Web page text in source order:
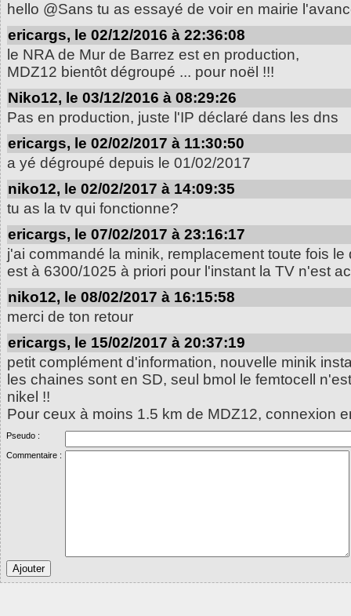
hello @Sans tu as essayé de voir en mairie
ericargs, le 02/12/2016 à 22:36:08
le NRA de Mur de Barrez est en production,
MDZ12 bientôt dégroupé ... pour noël !!!
Niko12, le 03/12/2016 à 08:29:26
Pas en production, juste l'IP déclaré dans les dns
ericargs, le 02/02/2017 à 11:30:50
a yé dégroupé depuis le 01/02/2017
niko12, le 02/02/2017 à 14:09:35
tu as la tv qui fonctionne?
ericargs, le 07/02/2017 à 23:16:17
j'ai commandé la minik, remplacement toute fois
est à 6300/1025 à priori pour l'instant la TV n'est
niko12, le 08/02/2017 à 16:15:58
merci de ton retour
ericargs, le 15/02/2017 à 20:37:19
petit complément d'information, nouvelle minik
les chaines sont en SD, seul bmol le femtocell
nikel !!
Pour ceux à moins 1.5 km de MDZ12, connexion
Pseudo :
Commentaire :